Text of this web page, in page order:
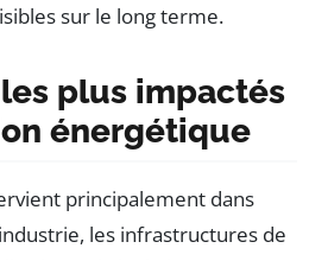
sur le long terme.
plus impactés
énergétique
principalement dans
les infrastructures de